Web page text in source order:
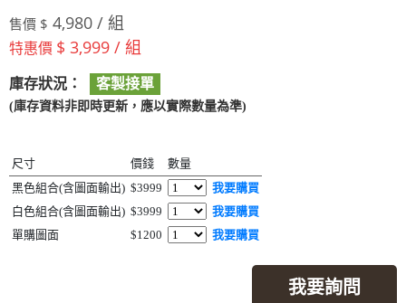
售價 $ 4,980 / 組
特惠價 $ 3,999 / 組
庫存狀況： 客製接單
(庫存資料非即時更新，應以實際數量為準)
尺寸 價錢
數量
黑色組合(含圖面輸出) $3999
我要購買
白色組合(含圖面輸出) $3999
我要購買
單購圖面
$1200 我要購買
我要詢問